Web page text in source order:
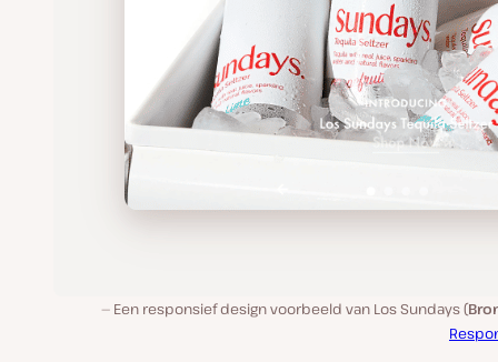
Een responsief design voorbeeld van Los Sundays (